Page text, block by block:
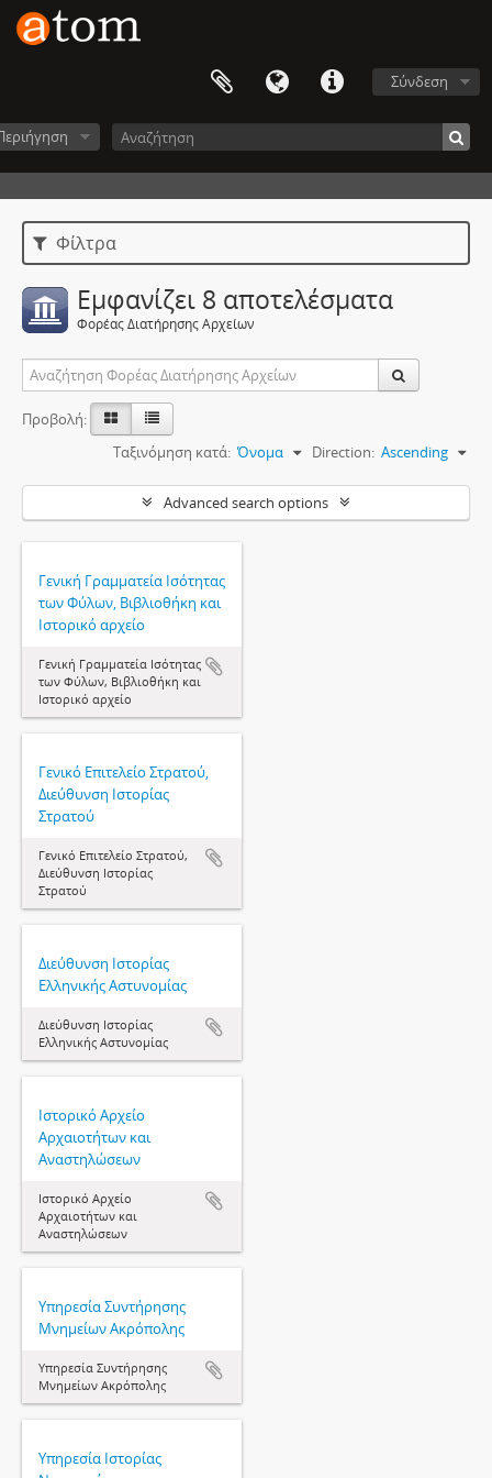
Σύνδεση
Φίλτρα
Εμφανίζει 8 αποτελέσματα
Φορέας Διατήρησης Αρχείων
Προβολή:
Ταξινόμηση κατά: Όνομα Direction: Ascending
Advanced search options
Γενική Γραμματεία Ισότητας
των Φύλων, Βιβλιοθήκη και
Ιστορικό αρχείο
Γενική Γραμματεία Ισότητας
των Φύλων, Βιβλιοθήκη και
Ιστορικό αρχείο
Γενικό Επιτελείο Στρατού,
Διεύθυνση Ιστορίας
Στρατού
Γενικό Επιτελείο Στρατού,
Διεύθυνση Ιστορίας
Στρατού
Διεύθυνση Ιστορίας
Ελληνικής Αστυνομίας
Διεύθυνση Ιστορίας
Ελληνικής Αστυνομίας
Ιστορικό Αρχείο
Αρχαιοτήτων και
Αναστηλώσεων
Ιστορικό Αρχείο
Αρχαιοτήτων και
Αναστηλώσεων
Υπηρεσία Συντήρησης
Μνημείων Ακρόπολης
Υπηρεσία Συντήρησης
Μνημείων Ακρόπολης
Υπηρεσία Ιστορίας